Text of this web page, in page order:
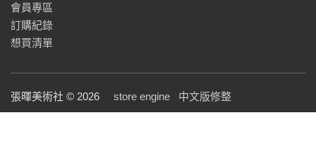
會員專區
訂購紀錄
想買清單
張暉美術社 © 2026 store engine 中文版修整